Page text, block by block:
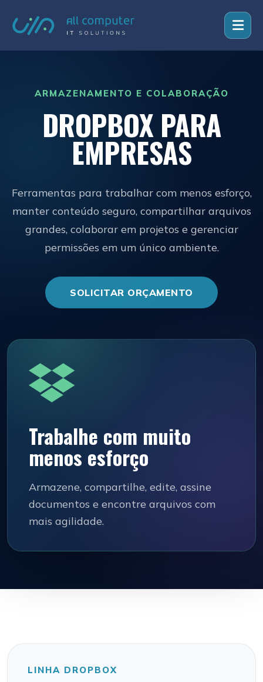
ARMAZENAMENTO E COLABORAÇÃO
DROPBOX PARA
EMPRESAS
Ferramentas para trabalhar com menos esforço,
manter conteúdo seguro, compartilhar arquivos
grandes, colaborar em projetos e gerenciar
permissões em um único ambiente.
SOLICITAR ORÇAMENTO
Trabalhe com muito
menos esforço
Armazene, compartilhe, edite, assine
documentos e encontre arquivos com
mais agilidade.
LINHA DROPBOX